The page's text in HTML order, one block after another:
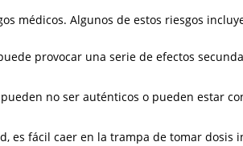
médicos. Algunos de estos riesgos
provocar una serie de efectos
no ser auténticos o pueden estar
es fácil caer en la trampa de tomar